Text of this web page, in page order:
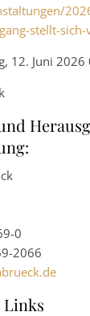
stellt-
12. Juni
0
2066